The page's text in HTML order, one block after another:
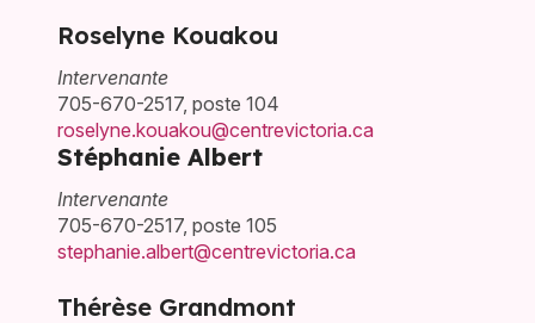
Roselyne Kouakou
Intervenante
705-670-2517, poste 104
roselyne.kouakou@centrevictoria.ca
Stéphanie Albert
Intervenante
705-670-2517, poste 105
stephanie.albert@centrevictoria.ca
Thérèse Grandmont